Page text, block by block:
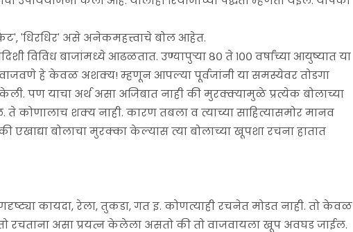
'धिरधिर' असे अनेकमहत्त्वाचे बोल आहेत.
विविध बाजांमध्ये आढळतात. उण्यापुऱ्या ८० ते १०० वर्षांच्या आयुष्यात या
हे केवळ अशक्य! म्हणून आपल्या पूर्वजांनी या समस्येवर तोडगा
पण याचा अर्थ असा अजिबात नाही की मुरक्क्यामुळे प्रत्येक बोलाच्या
ते कोणालाच शक्य नाही. कारण तबला व त्याच्या साहित्यासमोर मानव
एखाद्या बोलाचा मुरक्का केल्यास त्या बोलाच्या खूपशा रचना हातात
कायदा, रेला, तुकडा, गत इ. कोणत्याही रचनेत मोडत नाही. तो केवळ
रचताना असा प्रयत्न केलेला असतो की तो वाजवायला खूप अवघड जाईल.